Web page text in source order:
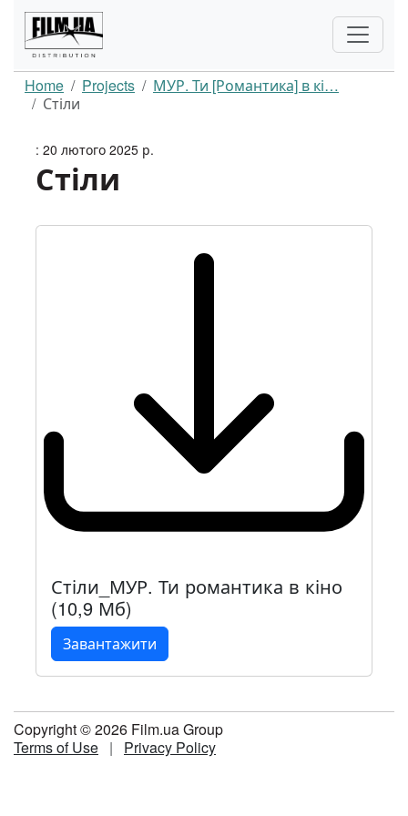
Home Projects
МУР. Ти [Романтика] в кі…
Стіли
: 20 лютого 2025 р.
Стіли
Стіли_МУР. Ти романтика в кіно
(10,9 Мб)
Завантажити
Copyright © 2026 Film.ua Group
Terms of Use | Privacy Policy